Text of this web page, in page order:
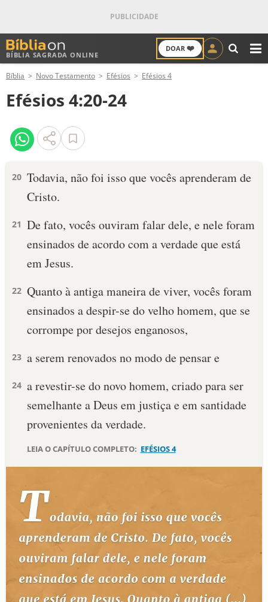
BÍBLIA SAGRADA ONLINE
DOAR ❤️
ANTIGO TESTAMENTO
NOVO TESTAMENTO
VERSÍCULOS
PALAVRA DO DIA
SALMO DO DIA
DEVOCIONAL DIÁRIO
10 MANDAMENTOS
ESBOÇOS DE PREGAÇÃO
TEMAS
PERGUNTE À BÍBLIA
TERMO BÍBLICO
LOJA BÍBLIAON
Bíblia Novo Testamento Efésios Efésios 4
Efésios 4:20-24
20 Todavia, não foi isso que vocês aprenderam de
Cristo.
21 De fato, vocês ouviram falar dele, e nele foram
ensinados de acordo com a verdade que está
em Jesus.
22 Quanto à antiga maneira de viver, vocês foram
ensinados a despir-se do velho homem, que se
corrompe por desejos enganosos,
23 a serem renovados no modo de pensar e
24 a revestir-se do novo homem, criado para ser
semelhante a Deus em justiça e em santidade
provenientes da verdade.
LEIA O CAPÍTULO COMPLETO: EFÉSIOS 4